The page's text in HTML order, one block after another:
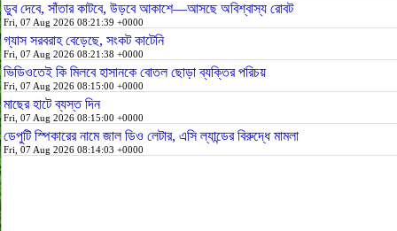
ডুব দেবে, সাঁতার কাটবে, উড়বে আকাশে—আসছে অবিশ্বাস্য রোবট
Fri, 07 Aug 2026 08:21:39 +0000
গ্যাস সরবরাহ বেড়েছে, সংকট কাটেনি
Fri, 07 Aug 2026 08:21:38 +0000
ভিডিওতেই কি মিলবে হাসানকে বোতল ছোড়া ব্যক্তির পরিচয়
Fri, 07 Aug 2026 08:15:00 +0000
মাছের হাটে ব্যস্ত দিন
Fri, 07 Aug 2026 08:15:00 +0000
ডেপুটি স্পিকারের নামে জাল ডিও লেটার, এসি ল্যান্ডের বিরুদ্ধে মামলা
Fri, 07 Aug 2026 08:14:03 +0000